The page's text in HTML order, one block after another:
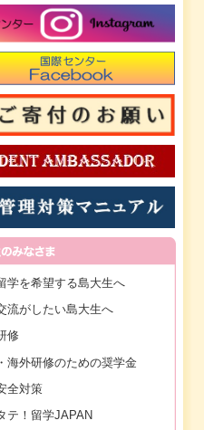
学を希望する島大生へ
流がしたい島大生へ
修
海外研修のための奨学金
全対策
テ！留学JAPAN